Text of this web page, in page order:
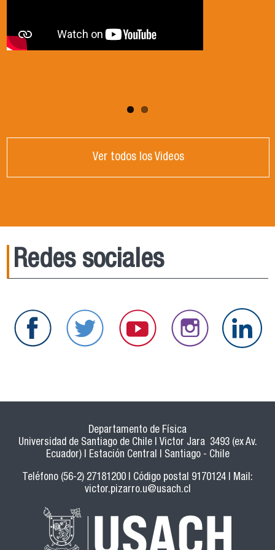
Ver todos los Videos
Redes sociales
Departamento de Física
Universidad de Santiago de Chile | Victor Jara 3493 (ex Av.
Ecuador) | Estación Central | Santiago - Chile
Teléfono (56-2) 27181200 | Código postal 9170124 | Mail:
victor.pizarro.u@usach.cl